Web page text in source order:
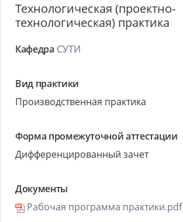
Технологическая (проектно-
технологическая) практика
Кафедра СУТИ
Вид практики
Производственная практика
Форма промежуточной аттестации
Дифференцированный зачет
Документы
Рабочая программа практики.pdf